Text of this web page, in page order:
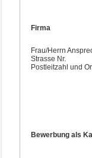
Firma
Frau/Herrn
Strasse Nr.
Postleitzahl und
Bewerbung als